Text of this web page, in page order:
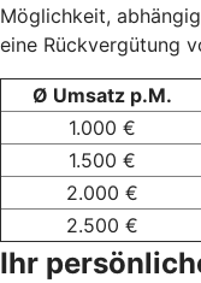
Möglichkeit,
eine Rückvergütung
Ø Umsatz p.M.
1.000 €
1.500 €
2.000 €
2.500 €
Ihr